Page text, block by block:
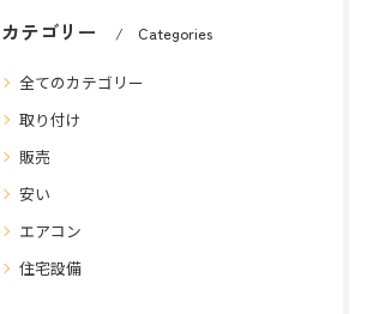
カテゴリー Categories
全てのカテゴリー
取り付け
販売
安い
エアコン
住宅設備